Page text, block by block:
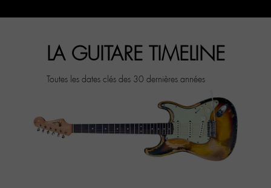
LA GUITARE TIMELINE
Toutes les dates clés des 30 dernières années